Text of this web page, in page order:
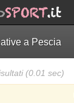
a Pescia
(0.01 sec)